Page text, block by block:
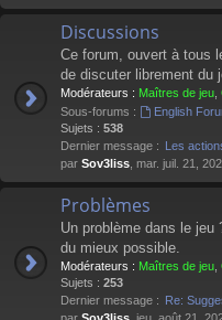
Discussions
Ce forum, ouvert à tous
de discuter librement du
Modérateurs : Maîtres de jeu
Sous-forums :
English
Sujets : 538
Dernier message : Les
par Sov3liss , mar. juil. 21,
Problèmes
Un problème dans le
du mieux possible.
Modérateurs : Maîtres de jeu
Sujets : 253
Dernier message : Re: